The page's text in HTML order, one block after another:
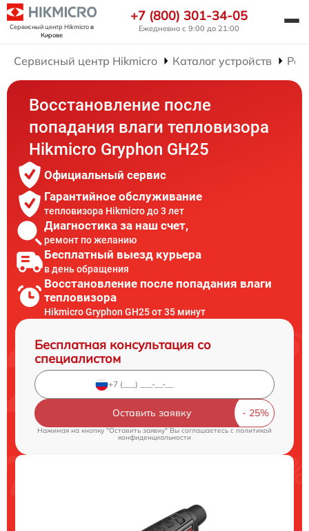
Сервисный центр Hikmicroв
Кирове
+7 (800) 301-34-05
Ежедневно с 9:00 до 21:00
Сервисный центр Hikmicro Каталог устройств
Восстановление после
попадания влаги тепловизора
Hikmicro Gryphon GH25
Официальный сервис
Гарантийное обслуживание
тепловизора Hikmicro до 3 лет
Диагностика за наш счет,
ремонт по желанию
Бесплатный выезд курьера
в день обращения
Восстановление после попадания влаги
тепловизора
Hikmicro Gryphon GH25 от 35 минут
Бесплатная консультация со
специалистом
Оставить заявку
Нажимая на кнопку "Оставить заявку" Вы соглашаетесь cполитикой
конфиденциальности